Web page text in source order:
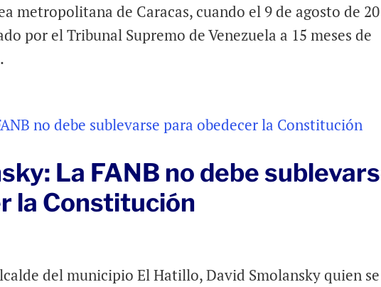
metropolitana de Caracas, cuando el 9 de agosto de
por el Tribunal Supremo de Venezuela a 15 meses de
La FANB no debe
la Constitución
del municipio El Hatillo, David Smolansky quien se